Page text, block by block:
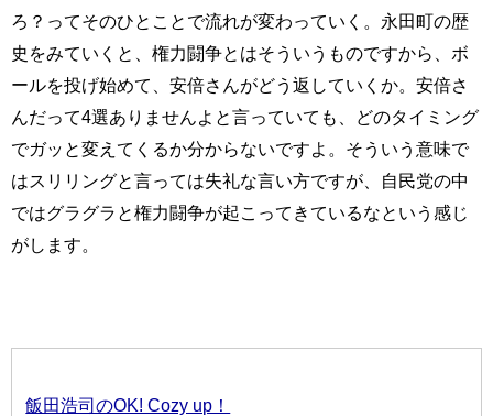
ろ？ってそのひとことで流れが変わっていく。永田町の歴
史をみていくと、権力闘争とはそういうものですから、ボ
ールを投げ始めて、安倍さんがどう返していくか。安倍さ
んだって4選ありませんよと言っていても、どのタイミング
でガッと変えてくるか分からないですよ。そういう意味で
はスリリングと言っては失礼な言い方ですが、自民党の中
ではグラグラと権力闘争が起こってきているなという感じ
がします。
飯田浩司のOK! Cozy up！